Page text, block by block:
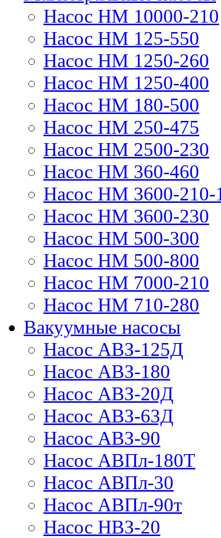
Насос НМ 10000-210
Насос НМ 125-550
Насос НМ 1250-260
Насос НМ 1250-400
Насос НМ 180-500
Насос НМ 250-475
Насос НМ 2500-230
Насос НМ 360-460
Насос НМ 3600-210-
Насос НМ 3600-230
Насос НМ 500-300
Насос НМ 500-800
Насос НМ 7000-210
Насос НМ 710-280
Вакуумные насосы
Насос АВЗ-125Д
Насос АВЗ-180
Насос АВЗ-20Д
Насос АВЗ-63Д
Насос АВЗ-90
Насос АВПл-180Т
Насос АВПл-30
Насос АВПл-90т
Насос НВЗ-20